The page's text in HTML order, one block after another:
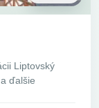
Liptovský
ďalšie